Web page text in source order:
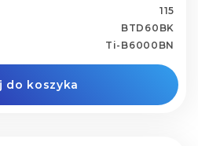
115
BTD60BK
Ti-B6000BN
do koszyka